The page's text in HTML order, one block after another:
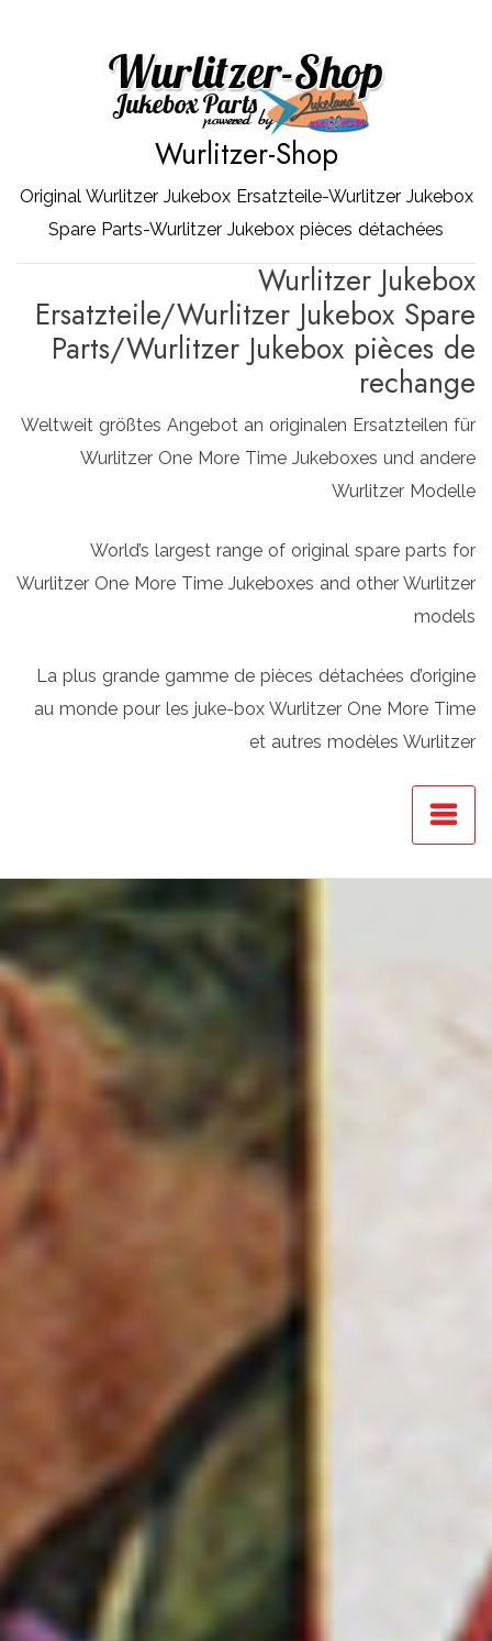
Wurlitzer-Shop
Original Wurlitzer Jukebox Ersatzteile-Wurlitzer Jukebox
Spare Parts-Wurlitzer Jukebox pièces détachées
Wurlitzer Jukebox
Ersatzteile/Wurlitzer Jukebox Spare
Parts/Wurlitzer Jukebox pièces de
rechange
Weltweit größtes Angebot an originalen Ersatzteilen für
Wurlitzer One More Time Jukeboxes und andere
Wurlitzer Modelle
World’s largest range of original spare parts for
Wurlitzer One More Time Jukeboxes and other Wurlitzer
models
La plus grande gamme de pièces détachées d’origine
au monde pour les juke-box Wurlitzer One More Time
et autres modèles Wurlitzer